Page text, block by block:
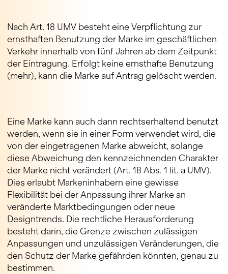
Nach Art. 18 UMV besteht eine Verpflichtung zur
ernsthaften Benutzung der Marke im geschäftlichen
Verkehr innerhalb von fünf Jahren ab dem Zeitpunkt
der Eintragung. Erfolgt keine ernsthafte Benutzung
(mehr), kann die Marke auf Antrag gelöscht werden.
Eine Marke kann auch dann rechtserhaltend benutzt
werden, wenn sie in einer Form verwendet wird, die
von der eingetragenen Marke abweicht, solange
diese Abweichung den kennzeichnenden Charakter
der Marke nicht verändert (Art. 18 Abs. 1 lit. a UMV).
Dies erlaubt Markeninhabern eine gewisse
Flexibilität bei der Anpassung ihrer Marke an
veränderte Marktbedingungen oder neue
Designtrends. Die rechtliche Herausforderung
besteht darin, die Grenze zwischen zulässigen
Anpassungen und unzulässigen Veränderungen, die
den Schutz der Marke gefährden könnten, genau zu
bestimmen.